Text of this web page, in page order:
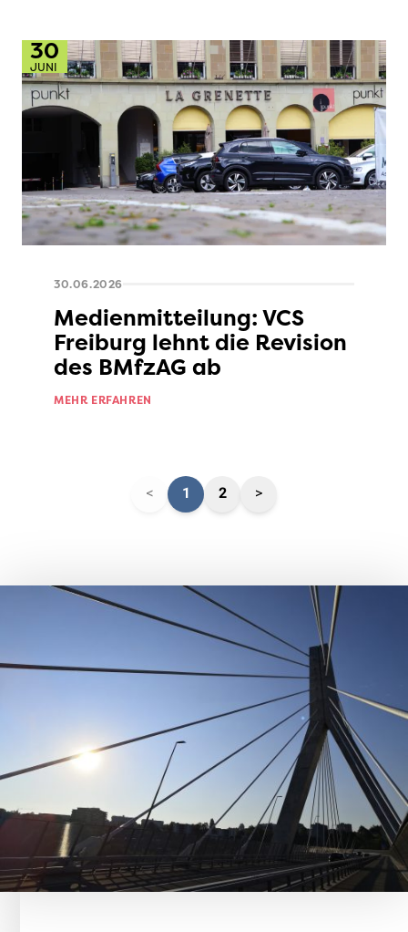
30
JUNI
30.06.2026
Medienmitteilung: VCS
Freiburg lehnt die Revision
des BMfzAG ab
MEHR ERFAHREN
< 1 2 >